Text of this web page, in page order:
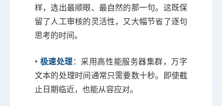
样，选出最顺眼、最自然的那一句。这既保
留了人工审核的灵活性，又大幅节省了逐句
思考的时间。
• 极速处理：采用高性能服务器集群，万字
文本的处理时间通常只需要数十秒。即使截
止日期临近，也能从容应对。